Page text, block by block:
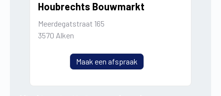
Houbrechts Bouwmarkt
Meerdegatstraat 165
3570 Alken
Maak een afspraak